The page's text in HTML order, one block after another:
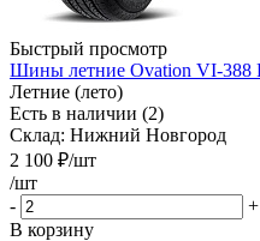
Быстрый просмотр
Шины летние Ovation VI-388
Летние (лето)
Есть в наличии (2)
Склад: Нижний Новгород
2 100 ₽/шт
/шт
-
+
В корзину